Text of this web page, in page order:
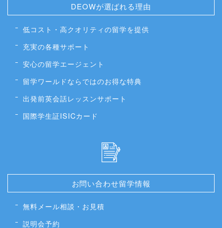
DEOWが選ばれる理由
低コスト・高クオリティの留学を提供
充実の各種サポート
安心の留学エージェント
留学ワールドならではのお得な特典
出発前英会話レッスンサポート
国際学生証ISICカード
お問い合わせ留学情報
無料メール相談・お見積
説明会予約